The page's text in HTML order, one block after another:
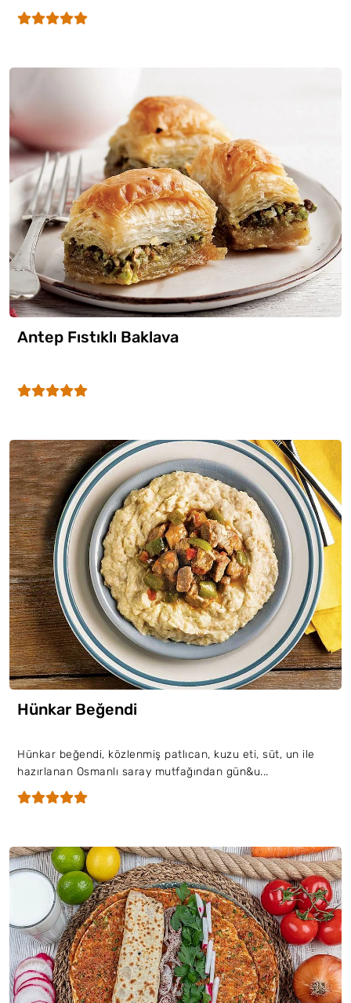
Antep Fıstıklı Baklava
Hünkar Beğendi
Hünkar beğendi, közlenmiş patlıcan, kuzu eti, süt, un ile
hazırlanan Osmanlı saray mutfağından gün&u...